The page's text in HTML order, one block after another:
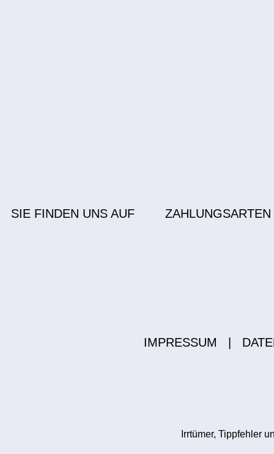
SIE FINDEN UNS AUF
IMPRESSUM
Irrtümer, Tippfehler